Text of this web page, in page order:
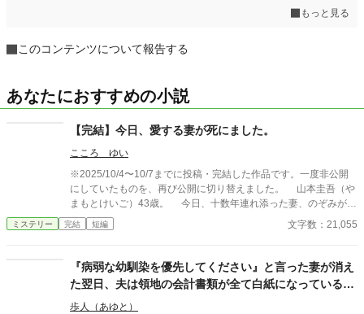
もっと見る
このコンテンツについて報告する
あなたにおすすめの小説
【完結】今日、愛する妻が死にました。
こころ ゆい
※2025/10/4〜10/7までに投稿・完結した作品です。一度非公開
にしていたものを、再び公開に切り替えました。 山本圭吾（や
まもとけいご）43歳。 今日、十数年連れ添った妻、のぞみが末
期がんのため、この世を去った。 圭吾は、愛する妻の死を受け
入れられず、ただただ悲しみに暮れていた。 そんな中、葬式の
チが握られている。 それは、明らかに妻のものではなく、妻の
好みからもかけ離れていた。 圭吾は訝しみながらも、そのハン
カチを受け取る。 これから何が始まるとも知らないで。 圭吾
は、死んだ妻をめぐる『謎』に知らず知らず足を踏み入れていく
ミステリー 完結 短編 文字数：21,055
『病弱な幼馴染を優先してください』と言った妻が消え
た翌日、夫は領地の会計書類が全て白紙になっているこ
とに気づいた
歩人（あゆと）